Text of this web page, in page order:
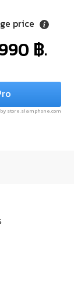
price
฿.
store.siamphone.com